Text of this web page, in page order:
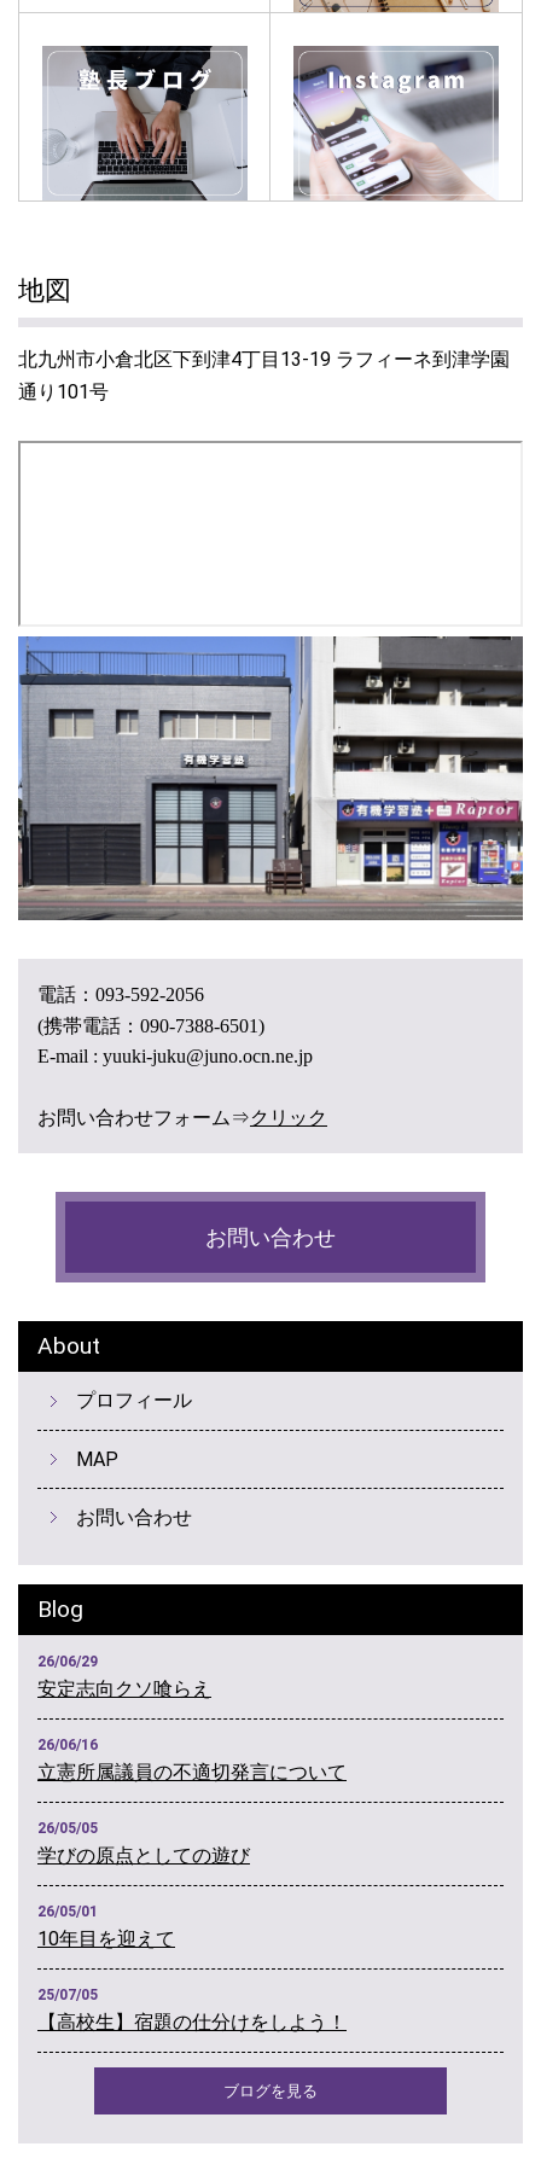
地図
北九州市小倉北区下到津4丁目13-19 ラフィーネ到津学園
通り101号
電話： 093-592-2056
(携帯電話： 090-7388-6501)
E-mail : yuuki-juku@juno.ocn.ne.jp
お問い合わせフォーム⇒クリック
お問い合わせ
About
プロフィール
MAP
お問い合わせ
Blog
26/06/29
安定志向クソ喰らえ
26/06/16
立憲所属議員の不適切発言について
26/05/05
学びの原点としての遊び
26/05/01
10年目を迎えて
25/07/05
【高校生】宿題の仕分けをしよう！
ブログを見る